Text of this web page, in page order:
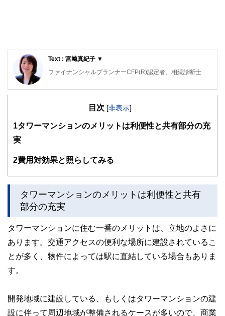
Text : 宮﨑真紀子 ▼
ファイナンシャルプランナーCFP(R)認定者、相続診断士
大阪府出身。同志社大学経済学部卒業後、５年間繊維メーカ
その後、派遣社員として数社の金融機関を経てFPとして独
大きな心配事はもちろん、ちょっとした不安でも「お金」に
個別相談・セミナー講師・執筆活動を展開中。
目次 [非表示]
1タワーマンションのメリットは利便性と共有部分の充
実
2費用対効果と照らしてみる
タワーマンションのメリットは利便性と共有
部分の充実
タワーマンションに住む一番のメリットは、立地のよさに
あります。交通アクセスの便利な場所に建設されているこ
とが多く、物件によっては駅に直結している場合もありま
す。
開発地域に建設している、もしくはタワーマンションの建
設に伴って周辺地域が整備されるケースが多いので、商業